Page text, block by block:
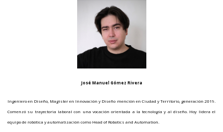
José Manuel Gómez Rivera
Ingeniero en Diseño, Magister en Innovación y Diseño mención en Ciudad y Territorio, generación 2019.
Comenzó su trayectoria laboral con una vocación orientada a la tecnología y al diseño. Hoy lidera el
equipo de robótica y automatización como Head of Robotics and Automation.